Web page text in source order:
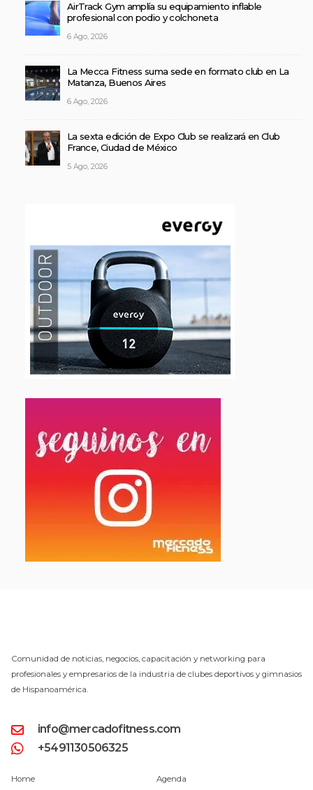
AirTrack Gym amplía su equipamiento inflable
profesional con podio y colchoneta
6 Ago, 2026
La Mecca Fitness suma sede en formato club en La
Matanza, Buenos Aires
6 Ago, 2026
La sexta edición de Expo Club se realizará en Club
France, Ciudad de México
5 Ago, 2026
Comunidad de noticias, negocios, capacitación y networking para
profesionales y empresarios de la industria de clubes deportivos y gimnasios
de Hispanoamérica.
info@mercadofitness.com
+5491130506325
Home Agenda